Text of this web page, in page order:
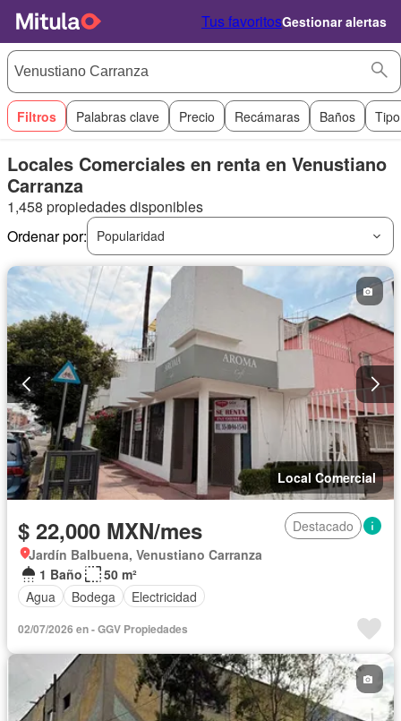
Tus favoritosGestionar alertas
Filtros Palabras clave Precio Recámaras Baños
Locales Comerciales en renta en Venustiano
Carranza
1,458 propiedades disponibles
Ordenar por:
Popularidad
Local Comercial
$ 22,000 MXN/mes
Destacado
Jardín Balbuena, Venustiano Carranza
1 Baño
50 m²
Agua
Bodega Electricidad
02/07/2026 en - GGV Propiedades